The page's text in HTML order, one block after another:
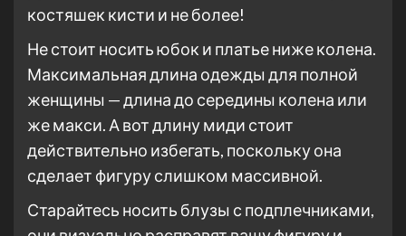
костяшек кисти и не более!
Не стоит носить юбок и платье ниже колена.
Максимальная длина одежды для полной
женщины — длина до середины колена или
же макси. А вот длину миди стоит
действительно избегать, поскольку она
сделает фигуру слишком массивной.
Старайтесь носить блузы с подплечниками,